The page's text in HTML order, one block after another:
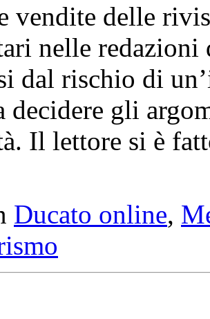
vendite delle
nelle
dal rischio di
decidere gli
Il lettore si è
Ducato online,